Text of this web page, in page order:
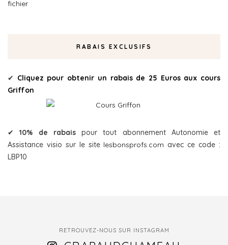
RABAIS EXCLUSIFS
✔ Cliquez pour obtenir un rabais de 25 Euros aux cours
Griffon
✔10% de rabaispour tout abonnement Autonomie et
Assistance visio sur le site lesbonsprofs.com avec ce code :
LBP10
RETROUVEZ-NOUS SUR INSTAGRAM